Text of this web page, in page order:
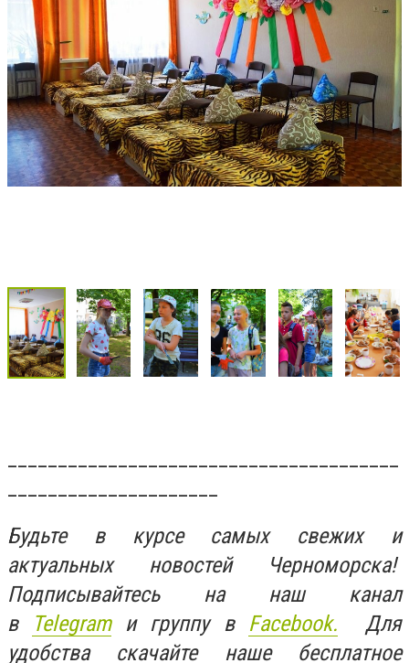
Будьте в курсе самых свежих и
актуальных новостей Черноморска!
Подписывайтесь на наш канал
в
Telegramи группу в Facebook. Для
удобства скачайте наше бесплатное